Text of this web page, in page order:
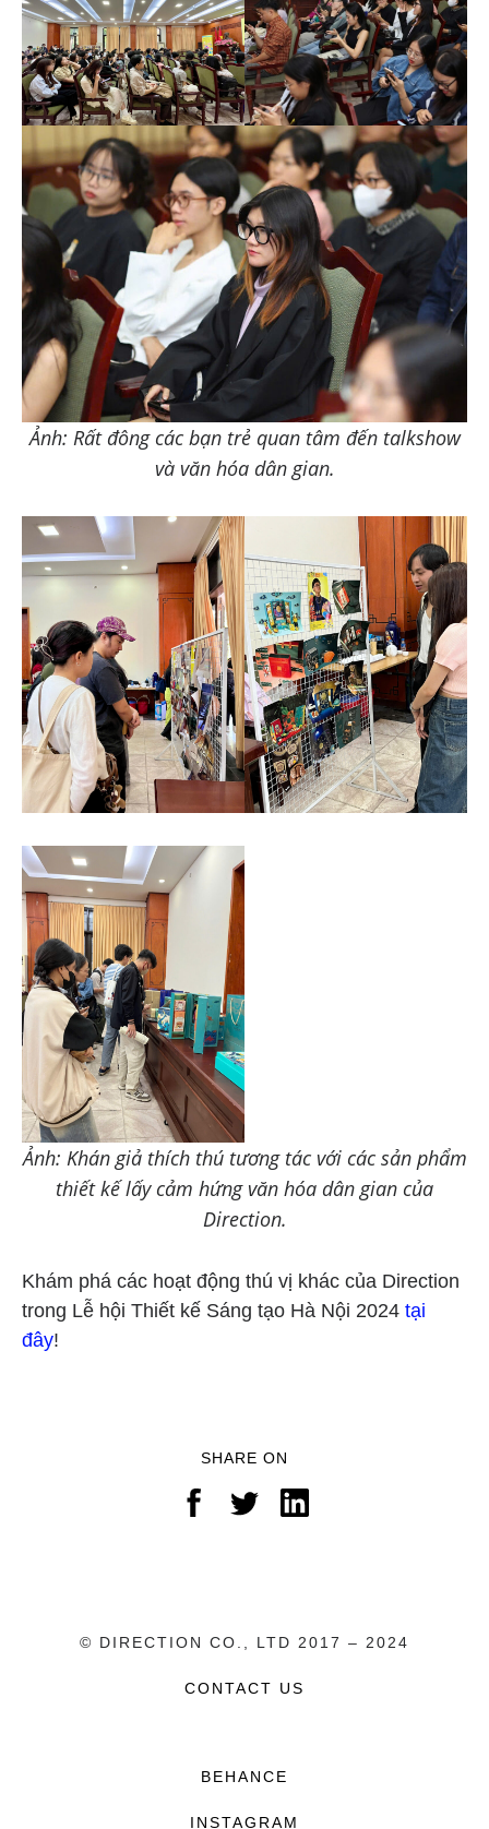
Ảnh: Rất đông các bạn trẻ quan tâm đến talkshow
và văn hóa dân gian.
Ảnh: Khán giả thích thú tương tác với các sản phẩm
thiết kế lấy cảm hứng văn hóa dân gian của
Direction.
Khám phá các hoạt động thú vị khác của Direction
trong Lễ hội Thiết kế Sáng tạo Hà Nội 2024 tại
đây!
SHARE ON
© DIRECTION CO., LTD 2017 – 2024
CONTACT US
BEHANCE
INSTAGRAM